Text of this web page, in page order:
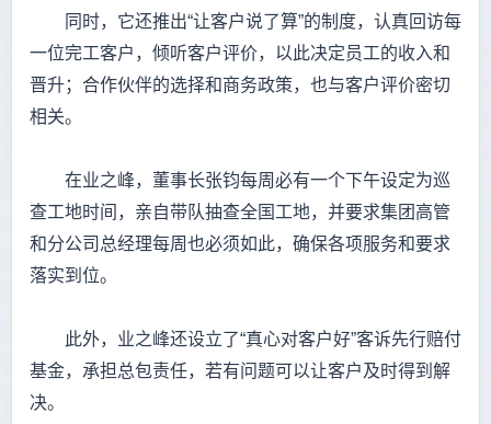
同时，它还推出“让客户说了算”的制度，认真回访每
一位完工客户，倾听客户评价，以此决定员工的收入和
晋升；合作伙伴的选择和商务政策，也与客户评价密切
相关。
在业之峰，董事长张钧每周必有一个下午设定为巡
查工地时间，亲自带队抽查全国工地，并要求集团高管
和分公司总经理每周也必须如此，确保各项服务和要求
落实到位。
此外，业之峰还设立了“真心对客户好”客诉先行赔付
基金，承担总包责任，若有问题可以让客户及时得到解
决。